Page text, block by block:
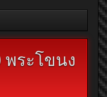
พระโขนง